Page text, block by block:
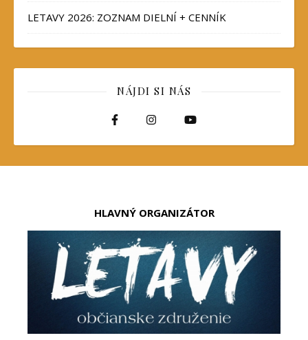
LETAVY 2026: ZOZNAM DIELNÍ + CENNÍK
NÁJDI SI NÁS
HLAVNÝ ORGANIZÁTOR